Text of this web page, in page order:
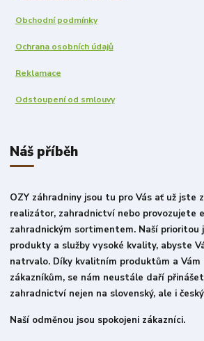
Obchodní podmínky
Ochrana osobních údajů
Reklamace
Odstoupení od smlouvy
Náš příběh
OZY záhradniny jsou tu pro Vás ať už jste
realizátor, zahradnictví nebo provozujete
zahradnickým sortimentem. Naší prioritou
produkty a služby vysoké kvality, abyste
natrvalo. Díky kvalitním produktům a Vám
zákazníkům, se nám neustále daří
zahradnictví nejen na slovenský, ale i
Naší odměnou jsou spokojeni zákazníci.